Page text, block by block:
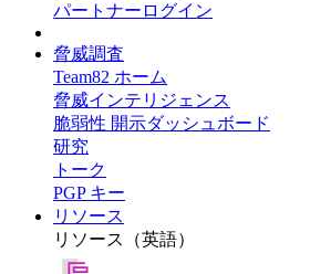
パートナーログイン
脅威調査
Team82 ホーム
脅威インテリジェンス
脆弱性 開示ダッシュボード
研究
トーク
PGP キー
リソース
リソース（英語）